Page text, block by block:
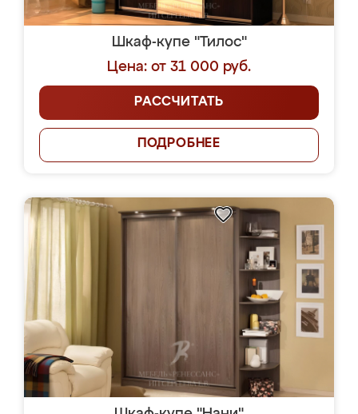
Шкаф-купе "Тилос"
Цена: от 31 000 руб.
РАССЧИТАТЬ
ПОДРОБНЕЕ